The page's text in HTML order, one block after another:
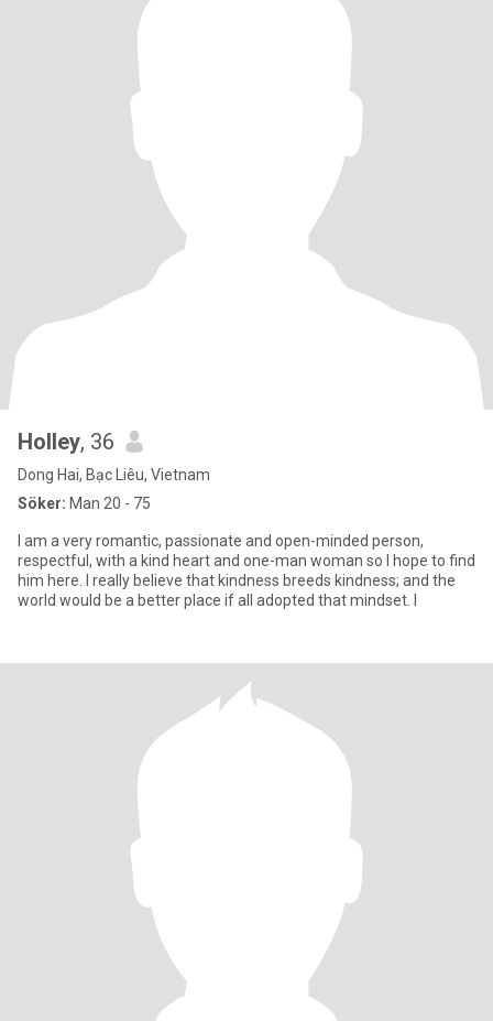
Holley, 36
Dong Hai, Bạc Liêu, Vietnam
Söker: Man 20 - 75
I am a very romantic, passionate and open-minded person,
respectful, with a kind heart and one-man woman so I hope to find
him here. I really believe that kindness breeds kindness; and the
world would be a better place if all adopted that mindset. I